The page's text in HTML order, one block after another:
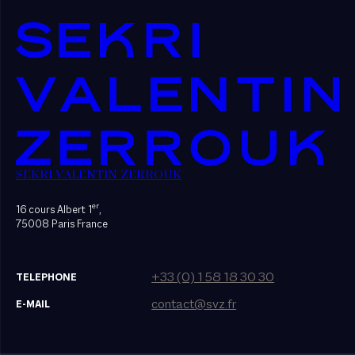
SEKRI VALENTIN ZERROUK
16 cours Albert 1er,
75008 Paris France
TELEPHONE +33 (0) 1 58 18 30 30
E-MAIL contact@svz.fr